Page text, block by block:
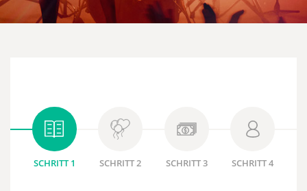
SCHRITT 1 SCHRITT 2 SCHRITT 3 SCHRITT 4